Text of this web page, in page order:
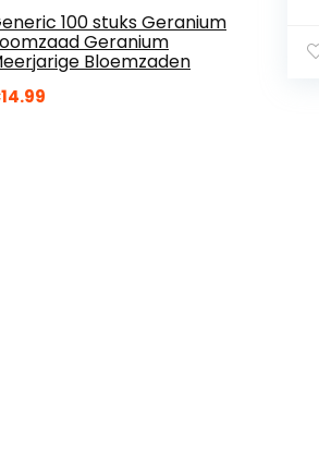
100 stuks Geranium
Geranium
Bloemzaden
14.99